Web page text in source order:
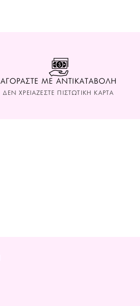
ΑΓΟΡΑΣΤΕ ΜΕ ΑΝΤΙΚΑΤΑΒΟΛΗ
ΔΕΝ ΧΡΕΙΑΖΕΣΤΕ ΠΙΣΤΩΤΙΚΗ ΚΑΡΤΑ